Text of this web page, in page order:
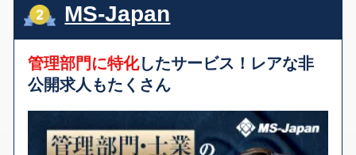
MS-Japan
管理部門に特化したサービス！レアな非
公開求人もたくさん